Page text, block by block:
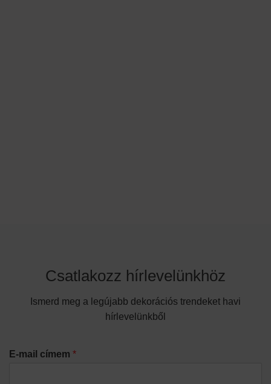
Csatlakozz hírlevelünkhöz
Ismerd meg a legújabb dekorációs trendeket havi
hírlevelünkből
E-mail címem *